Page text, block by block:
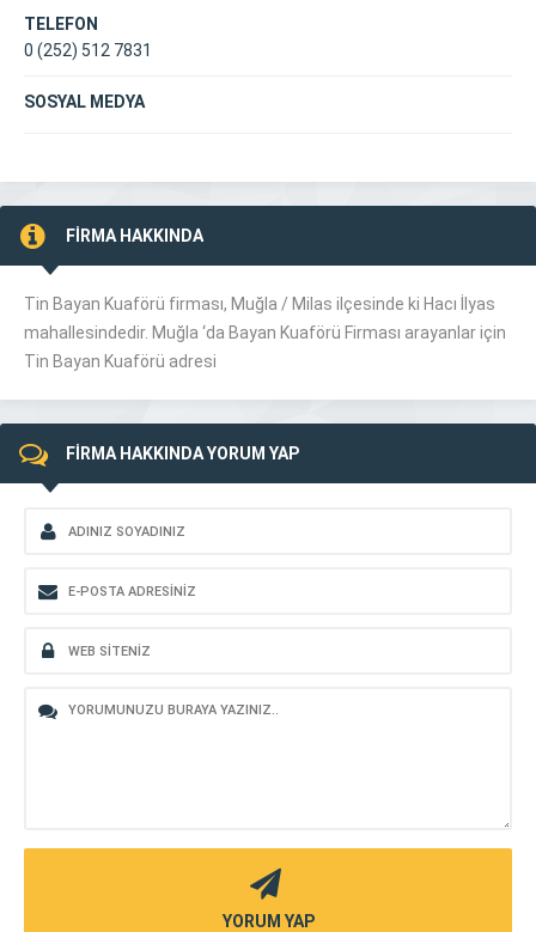
TELEFON
0 (252) 512 7831
SOSYAL MEDYA
FİRMA HAKKINDA
Tin Bayan Kuaförü firması, Muğla / Milas ilçesinde ki Hacı İlyas
mahallesindedir. Muğla ‘da Bayan Kuaförü Firması arayanlar için
Tin Bayan Kuaförü adresi
FİRMA HAKKINDA YORUM YAP
YORUM YAP